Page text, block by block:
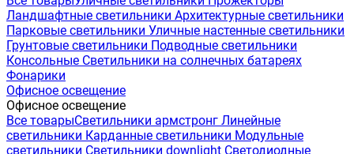
Ландшафтные светильники Архитектурные светильники
Парковые светильники Уличные настенные светильники
Грунтовые светильники Подводные светильники
Консольные Светильники на солнечных батареях
Фонарики
Офисное освещение
Офисное освещение
Все товарыСветильники армстронг Линейные
светильники Карданные светильники Модульные
светильники Светильники downlight Светодиодные